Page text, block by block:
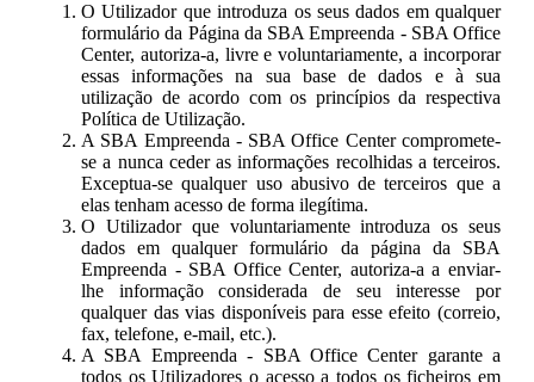
O Utilizador que introduza os seus dados em qualquer
formulário da Página da SBA Empreenda - SBA Office
Center, autoriza-a, livre e voluntariamente, a incorporar
essas informações na sua base de dados e à sua
utilização de acordo com os princípios da respectiva
Política de Utilização.
A SBA Empreenda - SBA Office Center compromete-
se a nunca ceder as informações recolhidas a terceiros.
Exceptua-se qualquer uso abusivo de terceiros que a
elas tenham acesso de forma ilegítima.
O Utilizador que voluntariamente introduza os seus
dados em qualquer formulário da página da SBA
Empreenda - SBA Office Center, autoriza-a a enviar-
lhe informação considerada de seu interesse por
qualquer das vias disponíveis para esse efeito (correio,
fax, telefone, e-mail, etc.).
A SBA Empreenda - SBA Office Center garante a
todos os Utilizadores o acesso a todos os ficheiros em